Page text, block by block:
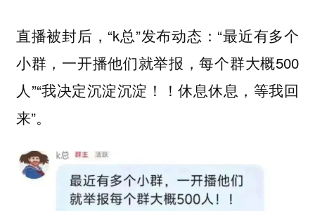
直播被封后，“k总”发布动态：“最近有多个
小群，一开播他们就举报，每个群大概500
人”“我决定沉淀沉淀！！休息休息，等我回
来”。